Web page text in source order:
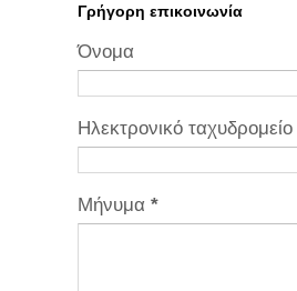
Γρήγορη επικοινωνία
Όνομα
Ηλεκτρονικό ταχυδρομείο
Μήνυμα *